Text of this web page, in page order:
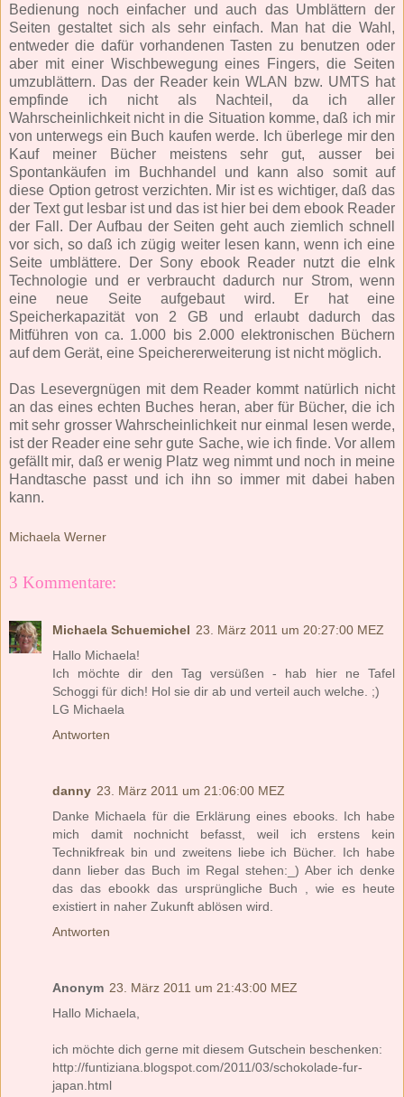
Bedienung noch einfacher und auch das Umblättern der
Seiten gestaltet sich als sehr einfach. Man hat die Wahl,
entweder die dafür vorhandenen Tasten zu benutzen oder
aber mit einer Wischbewegung eines Fingers, die Seiten
umzublättern. Das der Reader kein WLAN bzw. UMTS hat
empfinde ich nicht als Nachteil, da ich aller
Wahrscheinlichkeit nicht in die Situation komme, daß ich mir
von unterwegs ein Buch kaufen werde. Ich überlege mir den
Kauf meiner Bücher meistens sehr gut, ausser bei
Spontankäufen im Buchhandel und kann also somit auf
diese Option getrost verzichten. Mir ist es wichtiger, daß das
der Text gut lesbar ist und das ist hier bei dem ebook Reader
der Fall. Der Aufbau der Seiten geht auch ziemlich schnell
vor sich, so daß ich zügig weiter lesen kann, wenn ich eine
Seite umblättere. Der Sony ebook Reader nutzt die eInk
Technologie und er verbraucht dadurch nur Strom, wenn
eine neue Seite aufgebaut wird. Er hat eine
Speicherkapazität von 2 GB und erlaubt dadurch das
Mitführen von ca. 1.000 bis 2.000 elektronischen Büchern
auf dem Gerät, eine Speichererweiterung ist nicht möglich.
Das Lesevergnügen mit dem Reader kommt natürlich nicht
an das eines echten Buches heran, aber für Bücher, die ich
mit sehr grosser Wahrscheinlichkeit nur einmal lesen werde,
ist der Reader eine sehr gute Sache, wie ich finde. Vor allem
gefällt mir, daß er wenig Platz weg nimmt und noch in meine
Handtasche passt und ich ihn so immer mit dabei haben
kann.
Michaela Werner
3 Kommentare:
Michaela Schuemichel 23. März 2011 um 20:27:00 MEZ
Hallo Michaela!
Ich möchte dir den Tag versüßen - hab hier ne Tafel
Schoggi für dich! Hol sie dir ab und verteil auch welche. ;)
LG Michaela
Antworten
danny 23. März 2011 um 21:06:00 MEZ
Danke Michaela für die Erklärung eines ebooks. Ich habe
mich damit nochnicht befasst, weil ich erstens kein
Technikfreak bin und zweitens liebe ich Bücher. Ich habe
dann lieber das Buch im Regal stehen:_) Aber ich denke
das das ebookk das ursprüngliche Buch , wie es heute
existiert in naher Zukunft ablösen wird.
Antworten
Anonym 23. März 2011 um 21:43:00 MEZ
Hallo Michaela,
ich möchte dich gerne mit diesem Gutschein beschenken:
http://funtiziana.blogspot.com/2011/03/schokolade-fur-
japan.html